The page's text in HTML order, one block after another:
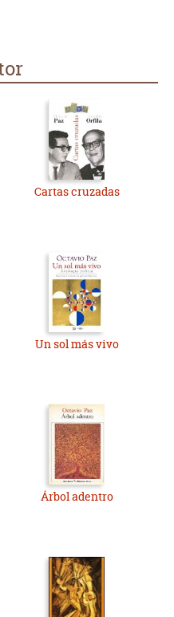
al lector todos los trabajos
y muchas otras estrellas
Cartas cruzadas
Un sol más vivo
Árbol adentro